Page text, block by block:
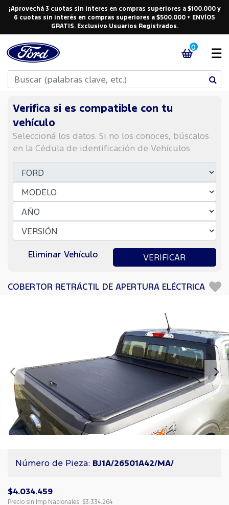
¡Aprovechá 3 cuotas sin interes en compras superiores a $100.000 y
6 cuotas sin interés en compras superiores a $500.000 + ENVÍOS
GRATIS. Exclusivo Usuarios Registrados.
0 ☰
Verifica si es compatible con tu
vehículo
Seleccioná los datos. Si no los conoces, búscalos
en la Cédula de identificación de Vehículos
Eliminar Vehículo VERIFICAR
COBERTOR RETRÁCTIL DE APERTURA ELÉCTRICA
Anterior
Número de Pieza: BJ1A/26501A42/MA/
$4.034.459
Precio sin Imp Nacionales: $3.334.264